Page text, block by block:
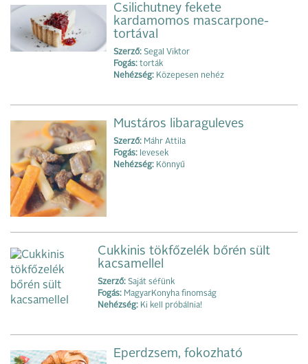
Csilichutney fekete
kardamomos mascarpone-
tortával
Szerző: Segal Viktor
Fogás: torták
Nehézség: Közepesen nehéz
Mustáros libaraguleves
Szerző: Máhr Attila
Fogás: levesek
Nehézség: Könnyű
Cukkinis tökfőzelék bőrén sült
kacsamellel
Szerző: Saját séfünk
Fogás: MagyarKonyha finomság
Nehézség: Ki kell próbálnia!
Eperdzsem, fokozható